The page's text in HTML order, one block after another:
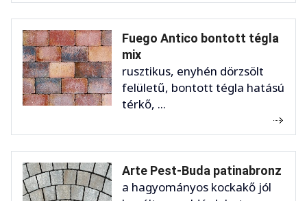
Fuego Antico bontott tégla
mix
rusztikus, enyhén dörzsölt
felületű, bontott tégla hatású
térkő, ...
Arte Pest-Buda patinabronz
a hagyományos kockakő jól